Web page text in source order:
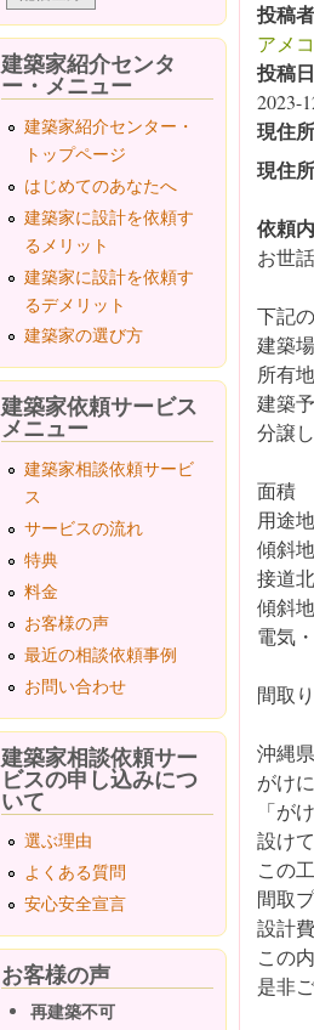
投稿
アメ
投稿
2023-
現住
現住
依頼
お世
下記
建築
所有
建築
分譲し
面積
用途
傾斜
接道
傾斜
電気
間取
沖縄
がけ
「が
設け
この
間取
設計
この
是非
建築家紹介センタ
ー・メニュー
建築家紹介センター・
トップページ
はじめてのあなたへ
建築家に設計を依頼す
るメリット
建築家に設計を依頼す
るデメリット
建築家の選び方
建築家依頼サービス
メニュー
建築家相談依頼サービ
ス
サービスの流れ
特典
料金
お客様の声
最近の相談依頼事例
お問い合わせ
建築家相談依頼サー
ビスの申し込みにつ
いて
選ぶ理由
よくある質問
安心安全宣言
お客様の声
再建築不可